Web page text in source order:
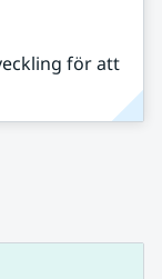
för att